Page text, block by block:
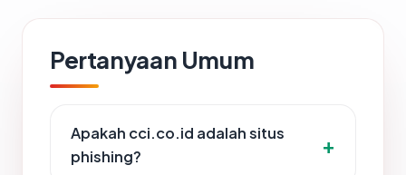
Pertanyaan Umum
Apakah cci.co.id adalah situs
phishing?